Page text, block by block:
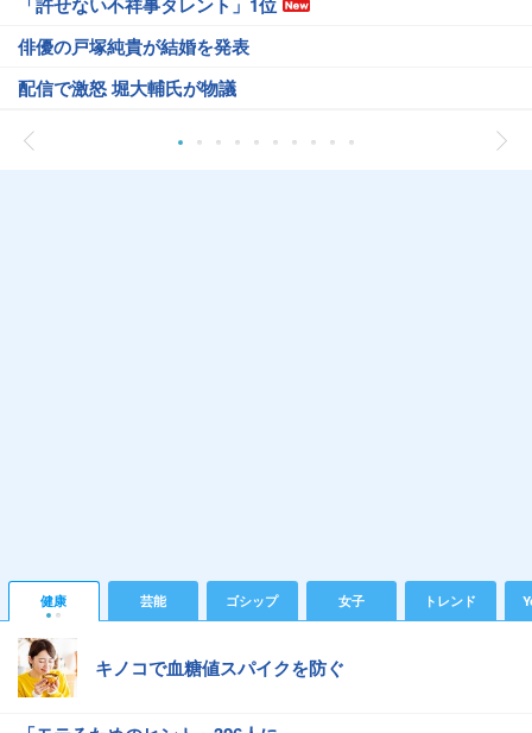
俳優の戸塚純貴が結婚を発表
配信で激怒 堀大輔氏が物議
健康 芸能 ゴシップ 女子 トレンド
キノコで血糖値スパイクを防ぐ